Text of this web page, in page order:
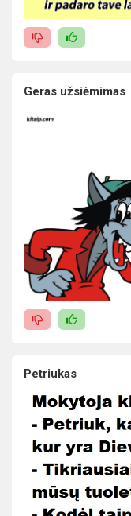
Geras užsiėmimas
Petriukas